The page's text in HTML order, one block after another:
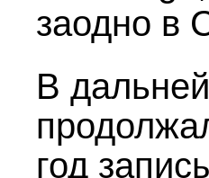
заодно в
В
год